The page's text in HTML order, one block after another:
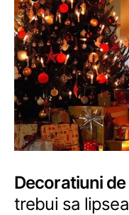
Decoratiuni
trebui sa